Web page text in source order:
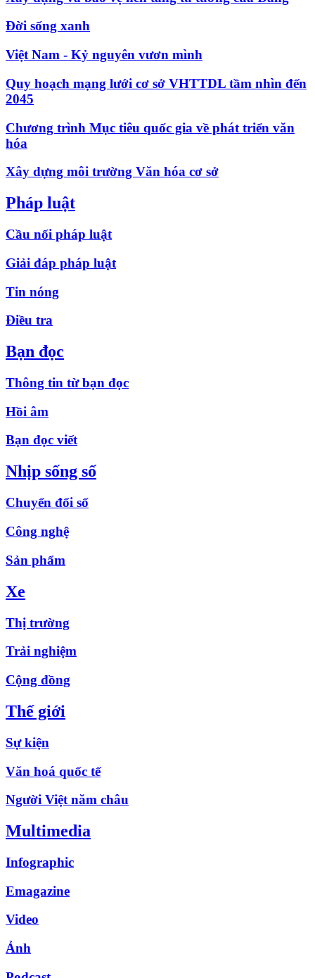
Đời sống xanh
Việt Nam - Kỷ nguyên vươn mình
Quy hoạch mạng lưới cơ sở VHTTDL tầm nhìn đến
2045
Chương trình Mục tiêu quốc gia về phát triển văn
hóa
Xây dựng môi trường Văn hóa cơ sở
Pháp luật
Cầu nối pháp luật
Giải đáp pháp luật
Tin nóng
Điều tra
Bạn đọc
Thông tin từ bạn đọc
Hồi âm
Bạn đọc viết
Nhịp sống số
Chuyển đổi số
Công nghệ
Sản phẩm
Xe
Thị trường
Trải nghiệm
Cộng đồng
Thế giới
Sự kiện
Văn hoá quốc tế
Người Việt năm châu
Multimedia
Infographic
Emagazine
Video
Ảnh